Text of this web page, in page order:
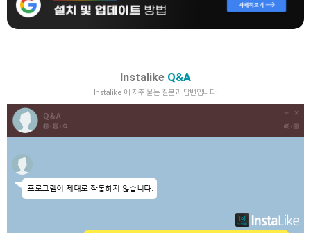
Instalike Q&A
Instalike 에 자주 묻는 질문과 답변입니다!
프로그램이 제대로 작동하지 않습니다.